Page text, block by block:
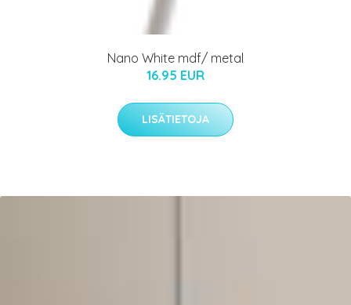
Nano White mdf/ metal
16.95 EUR
LISÄTIETOJA